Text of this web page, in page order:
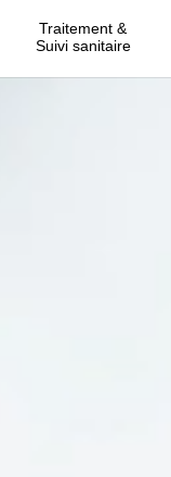
Traitement &
Suivi sanitaire